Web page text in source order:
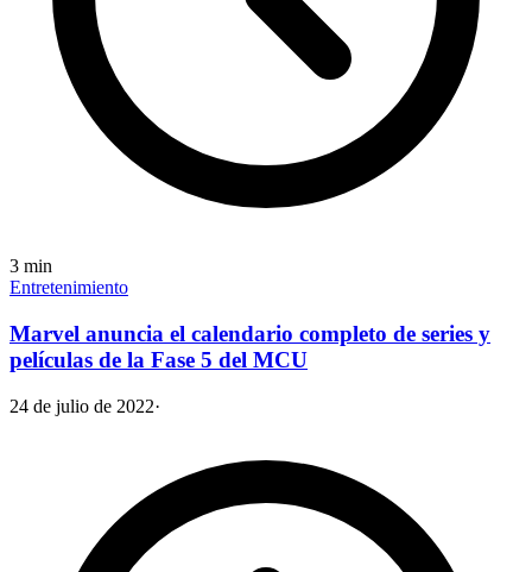
3 min
Entretenimiento
Marvel anuncia el calendario completo de series y
películas de la Fase 5 del MCU
24 de julio de 2022·